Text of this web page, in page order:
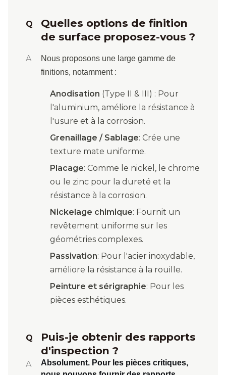
Q
Quelles options de finition
de surface proposez-vous ?
A
Nous proposons une large gamme de
finitions, notamment :
Anodisation (Type II & III) : Pour
l'aluminium, améliore la résistance à
l'usure et à la corrosion.
Grenaillage / Sablage: Crée une
texture mate uniforme.
Placage: Comme le nickel, le chrome
ou le zinc pour la dureté et la
résistance à la corrosion.
Nickelage chimique: Fournit un
revêtement uniforme sur les
géométries complexes.
Passivation: Pour l'acier inoxydable,
améliore la résistance à la rouille.
Peinture et sérigraphie: Pour les
pièces esthétiques.
Q
Puis-je obtenir des rapports
d'inspection ?
A Absolument. Pour les pièces critiques,